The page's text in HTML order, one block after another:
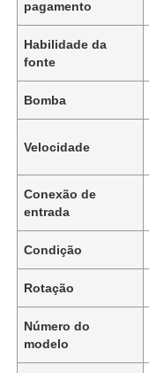
pagamento
Habilidade da
fonte
Bomba
Velocidade
Conexão de
entrada
Condição
Rotação
Número do
modelo